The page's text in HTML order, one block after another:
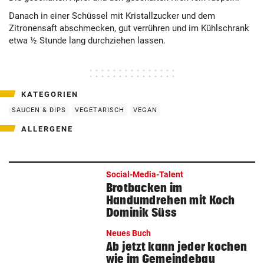
Danach in einer Schüssel mit Kristallzucker und dem
Zitronensaft abschmecken, gut verrühren und im Kühlschrank
etwa ½ Stunde lang durchziehen lassen.
KATEGORIEN
SAUCEN & DIPS VEGETARISCH VEGAN
ALLERGENE
Social-Media-Talent
Brotbacken im
Handumdrehen mit Koch
Dominik Süss
Neues Buch
Ab jetzt kann jeder kochen
wie im Gemeindebau